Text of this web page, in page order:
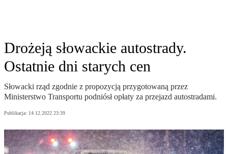
Drożeją słowackie autostrady.
Ostatnie dni starych cen
Słowacki rząd zgodnie z propozycją przygotowaną przez
Ministerstwo Transportu podniósł opłaty za przejazd autostradami.
Publikacja: 14.12.2022 23:39